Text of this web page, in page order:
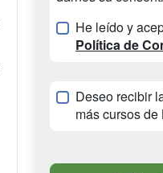
He leído y
Política de
Deseo recibir
más cursos de